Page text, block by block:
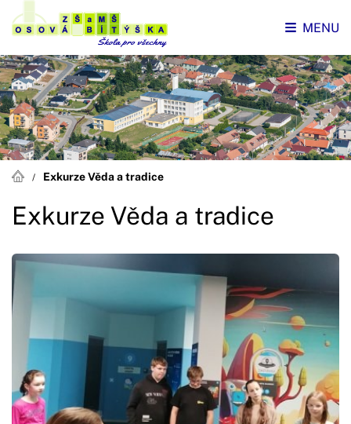
MENU
Exkurze Věda a tradice
Exkurze Věda a tradice